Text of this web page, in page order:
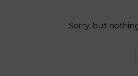
Sorry, but